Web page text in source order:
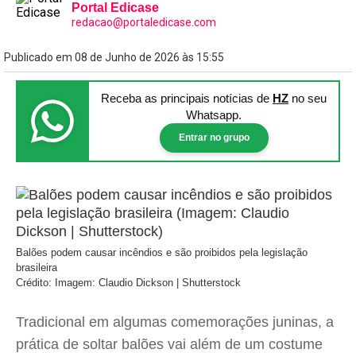
Portal Edicase
redacao@portaledicase.com
Publicado em 08 de Junho de 2026 às 15:55
Receba as principais notícias de HZ no seu
Whatsapp.
Entrar no grupo
Balões podem causar incêndios e são proibidos pela legislação
brasileira
Crédito: Imagem: Claudio Dickson | Shutterstock
Tradicional em algumas comemorações juninas, a
prática de soltar balões vai além de um costume